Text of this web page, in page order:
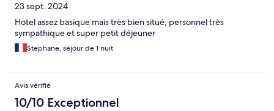
23 sept. 2024
Hotel assez basique mais très bien situé, personnel très
sympathique et super petit déjeuner
Stephane, séjour de 1 nuit
Avis vérifié
10/10 Exceptionnel